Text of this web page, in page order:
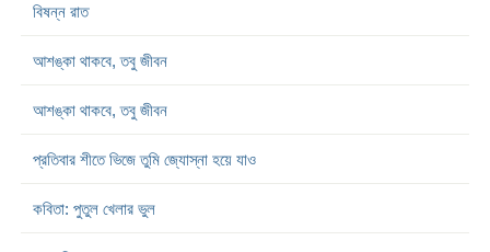
বিষন্ন রাত
আশঙ্কা থাকবে, তবু জীবন
আশঙ্কা থাকবে, তবু জীবন
প্রতিবার শীতে ভিজে তুমি জ্যোস্না হয়ে যাও
কবিতা: পুতুল খেলার ভুল